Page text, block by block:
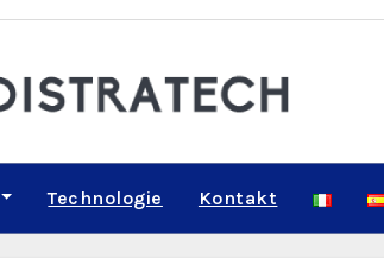
Technologie Kontakt